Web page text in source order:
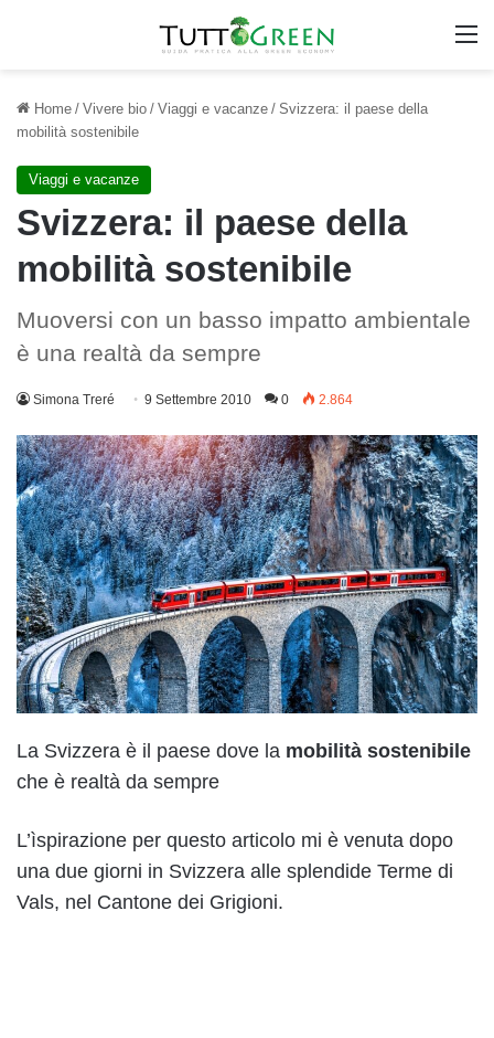
Home / Vivere bio / Viaggi e vacanze / Svizzera: il paese della
mobilità sostenibile
Viaggi e vacanze
Svizzera: il paese della
mobilità sostenibile
Muoversi con un basso impatto ambientale
è una realtà da sempre
Simona Treré 9 Settembre 2010 0 2.864
La Svizzera è il paese dove la mobilità sostenibile
che è realtà da sempre
L’ìspirazione per questo articolo mi è venuta dopo
una due giorni in Svizzera alle splendide Terme di
Vals, nel Cantone dei Grigioni.